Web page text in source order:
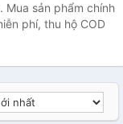
sản phẩm chính
phí, thu hộ COD